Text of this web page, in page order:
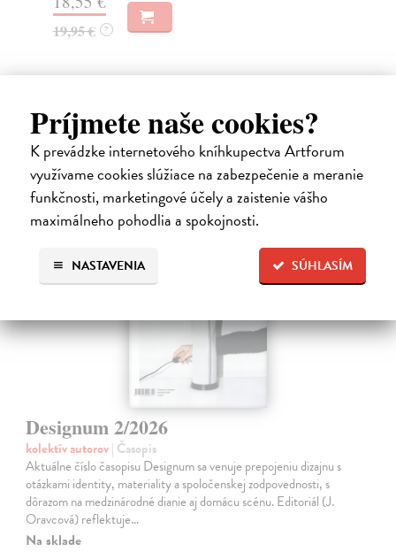
Príjmete naše cookies?
K prevádzke internetového kníhkupectva Artforum
využívame cookies slúžiace na zabezpečenie a meranie
funkčnosti, marketingové účely a zaistenie vášho
maximálneho pohodlia a spokojnosti.
SÚHLASÍM
NASTAVENIA
32,85 € ?
Ďalšie z kategórie designum
Designum 2/2026
kolektív autorov| Časopis
Aktuálne číslo časopisu Designum sa venuje prepojeniu dizajnu s
otázkami identity, materiality a spoločenskej zodpovednosti, s
dôrazom na medzinárodné dianie aj domácu scénu. Editoriál (J.
Oravcová) reflektuje…
Na sklade